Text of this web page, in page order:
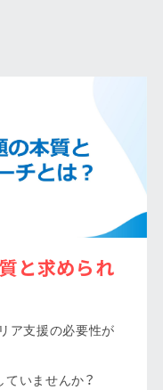
と求められ
ア支援の必要性が
いませんか？